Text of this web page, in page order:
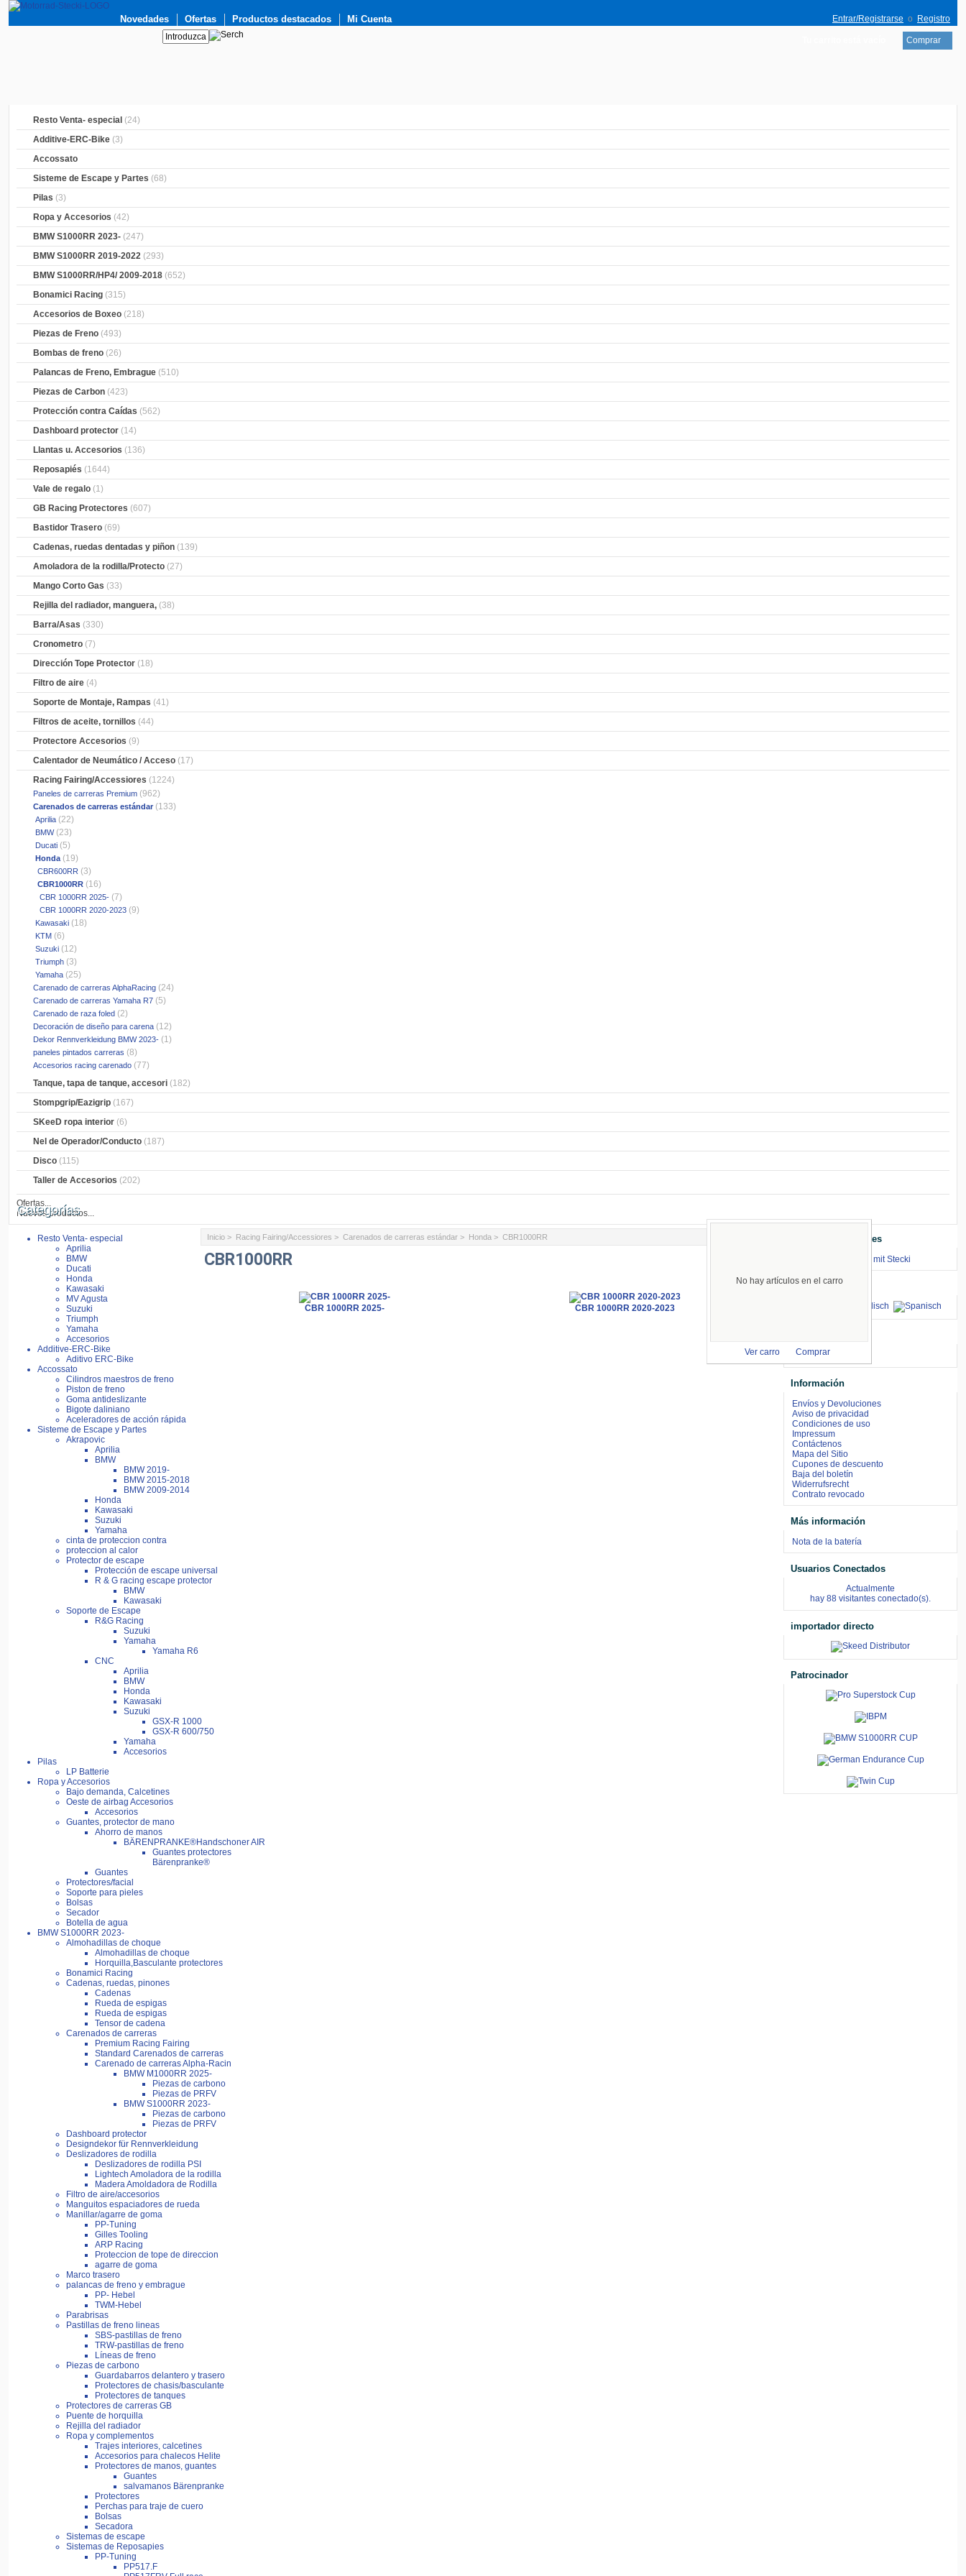
Novedades Ofertas Productos destacados Mi Cuenta Entrar/Registrarse o Registro
Comprar
Resto Venta- especial (24)
Additive-ERC-Bike (3)
Accossato
Sisteme de Escape y Partes (68)
Pilas (3)
Ropa y Accesorios (42)
BMW S1000RR 2023- (247)
BMW S1000RR 2019-2022 (293)
BMW S1000RR/HP4/ 2009-2018 (652)
Bonamici Racing (315)
Accesorios de Boxeo (218)
Piezas de Freno (493)
Bombas de freno (26)
Palancas de Freno, Embrague (510)
Piezas de Carbon (423)
Protección contra Caídas (562)
Dashboard protector (14)
Llantas u. Accesorios (136)
Reposapiés (1644)
Vale de regalo (1)
GB Racing Protectores (607)
Bastidor Trasero (69)
Cadenas, ruedas dentadas y piñon (139)
Amoladora de la rodilla/Protecto (27)
Mango Corto Gas (33)
Rejilla del radiador, manguera, (38)
Barra/Asas (330)
Cronometro (7)
Dirección Tope Protector (18)
Filtro de aire (4)
Soporte de Montaje, Rampas (41)
Filtros de aceite, tornillos (44)
Protectore Accesorios (9)
Calentador de Neumático / Acceso (17)
Racing Fairing/Accessiores (1224)
Paneles de carreras Premium (962)
Carenados de carreras estándar (133)
Aprilia (22)
BMW(23)
Ducati (5)
Honda(19)
CBR600RR (3)
CBR1000RR (16)
CBR 1000RR 2025- (7)
CBR 1000RR 2020-2023 (9)
Kawasaki (18)
KTM (6)
Suzuki (12)
Triumph (3)
Yamaha (25)
Carenado de carreras AlphaRacing (24)
Carenado de carreras Yamaha R7 (5)
Carenado de raza foled (2)
Decoración de diseño para carena (12)
Dekor Rennverkleidung BMW 2023- (1)
paneles pintados carreras (8)
Accesorios racing carenado (77)
Tanque, tapa de tanque, accesori (182)
Stompgrip/Eazigrip (167)
SKeeD ropa interior (6)
Nel de Operador/Conducto (187)
Disco (115)
Taller de Accesorios (202)
Ofertas...
Nuevos productos...
No hay artículos en el carro
Ver carro Comprar
Categorías
Resto Venta- especial
Aprilia
BMW
Ducati
Honda
Kawasaki
MV Agusta
Suzuki
Triumph
Yamaha
Accesorios
Additive-ERC-Bike
Aditivo ERC-Bike
Accossato
Cilindros maestros de freno
Piston de freno
Goma antideslizante
Bigote daliniano
Aceleradores de acción rápida
Sisteme de Escape y Partes
Akrapovic
Aprilia
BMW
BMW 2019-
BMW 2015-2018
BMW 2009-2014
Honda
Kawasaki
Suzuki
Yamaha
cinta de proteccion contra
proteccion al calor
Protector de escape
Protección de escape universal
R & G racing escape protector
BMW
Kawasaki
Soporte de Escape
R&G Racing
Suzuki
Yamaha
Yamaha R6
CNC
Aprilia
BMW
Honda
Kawasaki
Suzuki
GSX-R 1000
GSX-R 600/750
Yamaha
Accesorios
Pilas
LP Batterie
Ropa y Accesorios
Bajo demanda, Calcetines
Oeste de airbag Accesorios
Accesorios
Guantes, protector de mano
Ahorro de manos
BÄRENPRANKE®Handschoner AIR
Guantes protectores
Bärenpranke®
Guantes
Protectores/facial
Soporte para pieles
Bolsas
Secador
Botella de agua
BMW S1000RR 2023-
Almohadillas de choque
Almohadillas de choque
Horquilla,Basculante protectores
Bonamici Racing
Cadenas, ruedas, pinones
Cadenas
Rueda de espigas
Rueda de espigas
Tensor de cadena
Carenados de carreras
Premium Racing Fairing
Standard Carenados de carreras
Carenado de carreras Alpha-Racin
BMW M1000RR 2025-
Piezas de carbono
Piezas de PRFV
BMW S1000RR 2023-
Piezas de carbono
Piezas de PRFV
Dashboard protector
Designdekor für Rennverkleidung
Deslizadores de rodilla
Deslizadores de rodilla PSI
Lightech Amoladora de la rodilla
Madera Amoldadora de Rodilla
Filtro de aire/accesorios
Manguitos espaciadores de rueda
Manillar/agarre de goma
PP-Tuning
Gilles Tooling
ARP Racing
Proteccion de tope de direccion
agarre de goma
Marco trasero
palancas de freno y embrague
PP- Hebel
TWM-Hebel
Parabrisas
Pastillas de freno lineas
SBS-pastillas de freno
TRW-pastillas de freno
Líneas de freno
Piezas de carbono
Guardabarros delantero y trasero
Protectores de chasis/basculante
Protectores de tanques
Protectores de carreras GB
Puente de horquilla
Rejilla del radiador
Ropa y complementos
Trajes interiores, calcetines
Accesorios para chalecos Helite
Protectores de manos, guantes
Guantes
salvamanos Bärenpranke
Protectores
Perchas para traje de cuero
Bolsas
Secadora
Sistemas de escape
Sistemas de Reposapies
PP-Tuning
PP517.F
Inicio > Racing Fairing/Accessiores >Carenados de carreras estándar > Honda > CBR1000RR
CBR1000RR
CBR 1000RR 2025- CBR 1000RR 2020-2023
Enlaces Importantes
⇒ zum Renntraining mit Stecki
Idiomas
Información
Envíos y Devoluciones
Aviso de privacidad
Condiciones de uso
Impressum
Contáctenos
Mapa del Sitio
Cupones de descuento
Baja del boletín
Widerrufsrecht
Contrato revocado
Más información
Nota de la batería
Usuarios Conectados
Actualmente
hay 88 visitantes conectado(s).
importador directo
Patrocinador